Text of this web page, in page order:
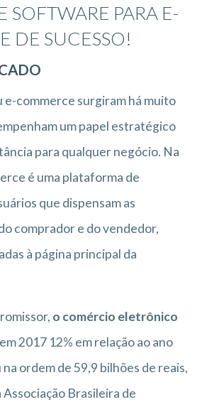
SOFTWARE PARA E-
DE SUCESSO!
e-commerce surgiram há muito
um papel estratégico
para qualquer negócio. Na
é uma plataforma de
que dispensam as
comprador e do vendedor,
à página principal da
o comércio eletrônico
em 2017 12% em relação ao ano
ordem de 59,9 bilhões de reais,
Brasileira de